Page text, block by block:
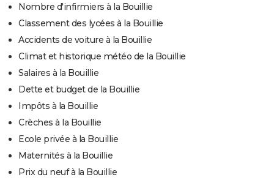
Nombre d'infirmiers à la Bouillie
Classement des lycées à la Bouillie
Accidents de voiture à la Bouillie
Climat et historique météo de la Bouillie
Salaires à la Bouillie
Dette et budget de la Bouillie
Impôts à la Bouillie
Crèches à la Bouillie
Ecole privée à la Bouillie
Maternités à la Bouillie
Prix du neuf à la Bouillie